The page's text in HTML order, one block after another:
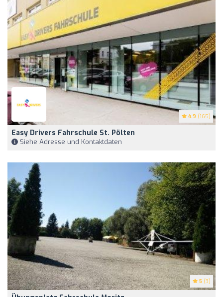
4.9 (165)
Easy Drivers Fahrschule St. Pölten
Siehe Adresse und Kontaktdaten
5 (3)